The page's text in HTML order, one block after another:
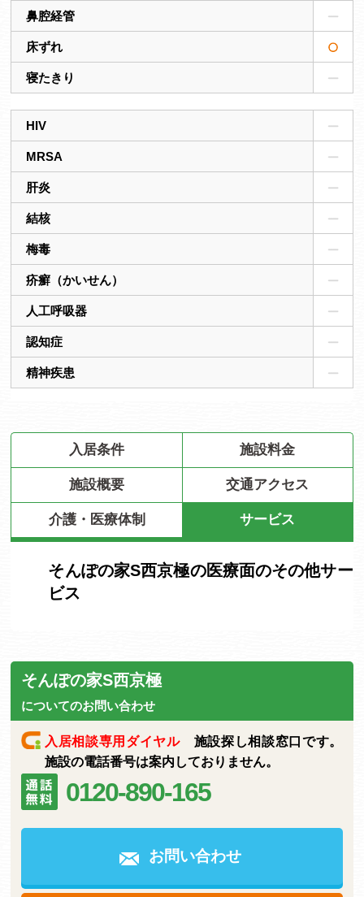
鼻腔経管
床ずれ
寝たきり
HIV
MRSA
肝炎
結核
梅毒
疥癬（かいせん）
人工呼吸器
認知症
精神疾患
入居条件 施設料金
施設概要 交通アクセス
介護・医療体制 サービス
そんぽの家S西京極の医療面のその他サー
ビス
そんぽの家S西京極
についてのお問い合わせ
入居相談専用ダイヤル施設探し相談窓口です。
施設の電話番号は案内しておりません。
0120-890-165
お問い合わせ